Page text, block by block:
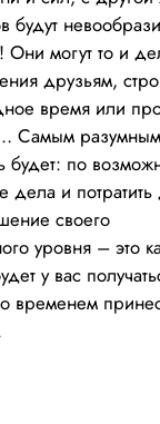
будут
Они могут то и
друзьям,
время или
Самым разумным
по
дела и
своего
уровня – это
у вас
временем